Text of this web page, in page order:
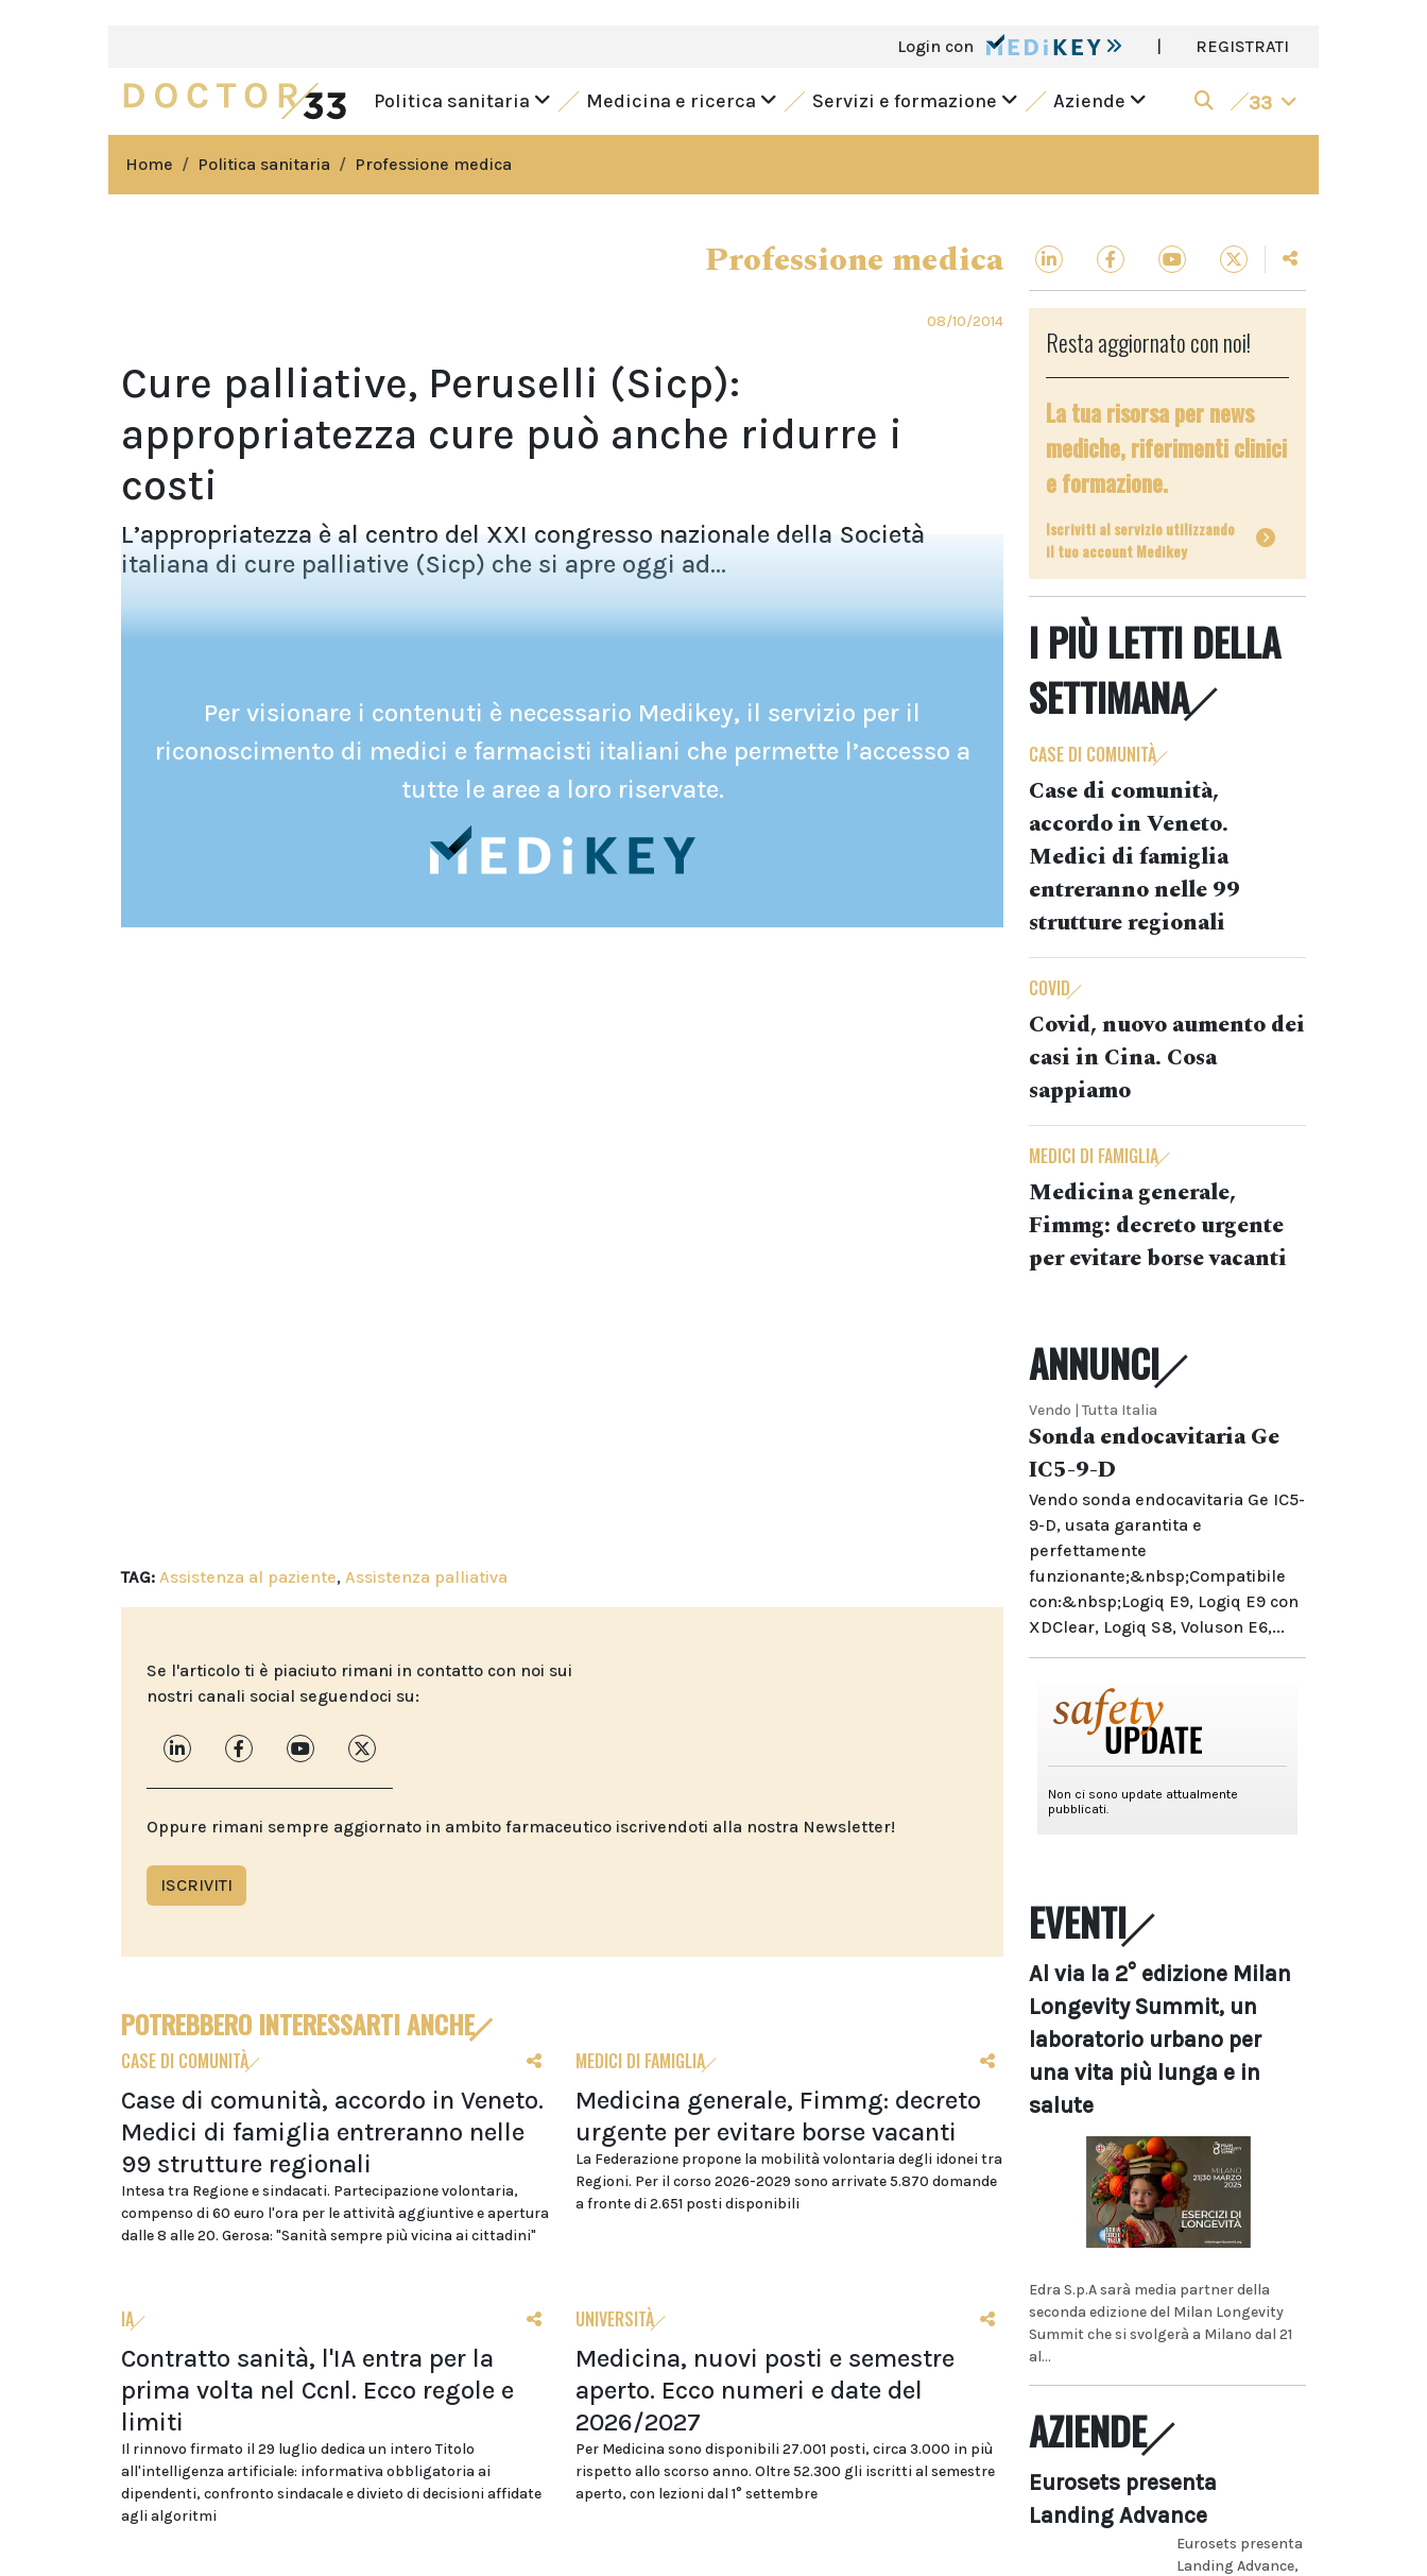
Login con | REGISTRATI
Politica sanitaria Medicina e ricerca Servizi e formazione Aziende 33
Home Politica sanitaria Professione medica
Professione medica
08/10/2014
Cure palliative, Peruselli (Sicp):
appropriatezza cure può anche ridurre i
costi
L’appropriatezza è al centro del XXI congresso nazionale della Società
italiana di cure palliative (Sicp) che si apre oggi ad...
Per visionare i contenuti è necessario Medikey, il servizio per il
riconoscimento di medici e farmacisti italiani che permette l’accesso a
tutte le aree a loro riservate.
TAG: Assistenza al paziente, Assistenza palliativa
Se l'articolo ti è piaciuto rimani in contatto con noi sui
nostri canali social seguendoci su:
Oppure rimani sempre aggiornato in ambito farmaceutico iscrivendoti alla nostra Newsletter!
ISCRIVITI
POTREBBERO INTERESSARTI ANCHE
CASE DI COMUNITÀ
Case di comunità, accordo in Veneto.
Medici di famiglia entreranno nelle
99 strutture regionali
Intesa tra Regione e sindacati. Partecipazione volontaria,
compenso di 60 euro l'ora per le attività aggiuntive e apertura
dalle 8 alle 20. Gerosa: "Sanità sempre più vicina ai cittadini"
MEDICI DI FAMIGLIA
Medicina generale, Fimmg: decreto
urgente per evitare borse vacanti
La Federazione propone la mobilità volontaria degli idonei tra
Regioni. Per il corso 2026-2029 sono arrivate 5.870 domande
a fronte di 2.651 posti disponibili
IA
Contratto sanità, l'IA entra per la
prima volta nel Ccnl. Ecco regole e
limiti
Il rinnovo firmato il 29 luglio dedica un intero Titolo
all'intelligenza artificiale: informativa obbligatoria ai
dipendenti, confronto sindacale e divieto di decisioni affidate
agli algoritmi
UNIVERSITÀ
Medicina, nuovi posti e semestre
aperto. Ecco numeri e date del
2026/2027
Per Medicina sono disponibili 27.001 posti, circa 3.000 in più
rispetto allo scorso anno. Oltre 52.300 gli iscritti al semestre
aperto, con lezioni dal 1° settembre
Resta aggiornato con noi!
La tua risorsa per news
mediche, riferimenti clinici
e formazione.
Iscriviti al servizio utilizzando
il tuo account Medikey
I PIÙ LETTI DELLA
SETTIMANA
CASE DI COMUNITÀ
Case di comunità,
accordo in Veneto.
Medici di famiglia
entreranno nelle 99
strutture regionali
COVID
Covid, nuovo aumento dei
casi in Cina. Cosa
sappiamo
MEDICI DI FAMIGLIA
Medicina generale,
Fimmg: decreto urgente
per evitare borse vacanti
ANNUNCI
Vendo | Tutta Italia
Sonda endocavitaria Ge
IC5-9-D
Vendo sonda endocavitaria Ge IC5-
9-D, usata garantita e
perfettamente
funzionante;&nbsp;Compatibile
con:&nbsp;Logiq E9, Logiq E9 con
XDClear, Logiq S8, Voluson E6,...
EVENTI
Al via la 2° edizione Milan
Longevity Summit, un
laboratorio urbano per
una vita più lunga e in
salute
Edra S.p.A sarà media partner della
seconda edizione del Milan Longevity
Summit che si svolgerà a Milano dal 21
al...
AZIENDE
Eurosets presenta
Landing Advance
Eurosets presenta
Landing Advance,